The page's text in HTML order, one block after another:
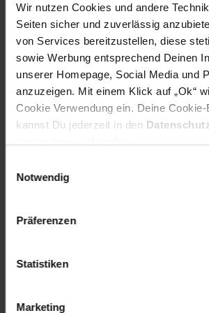
Wir nutzen Cookies und andere
Seiten sicher und zuverlässig
von Services bereitzustellen, diese
sowie Werbung entsprechend Deinen
unserer Homepage, Social Media und
anzuzeigen. Mit einem Klick auf „Ok“
Cookie Verwendung ein. Deine
kannst Du jederzeit in den
Notwendig
Präferenzen
Statistiken
Marketing
material_futter: 100% not_applicable
oberstoff_unterer_teil: 100%
sleeve_material: 100% not_applicable
zweites-aussenmaterial: 100%
Gewählte Variante:
color: weiss
size: XXL
limango-size: XXL
Artikelnummer: 2843791000
Versandinformationen